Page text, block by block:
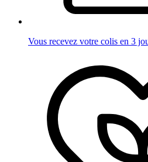
Vous recevez votre colis en 3